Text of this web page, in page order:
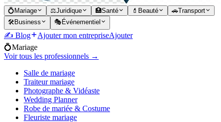
💍 Mariage ⚖️Juridique 🏥Santé 💄 Beauté 🚗Transport
🛠️Business 🎭 Événementiel
✍️ Blog Ajouter mon entrepriseAjouter
💍Mariage
Voir tous les professionnels →
Salle de mariage
Traiteur mariage
Photographe & Vidéaste
Wedding Planner
Robe de mariée & Costume
Fleuriste mariage